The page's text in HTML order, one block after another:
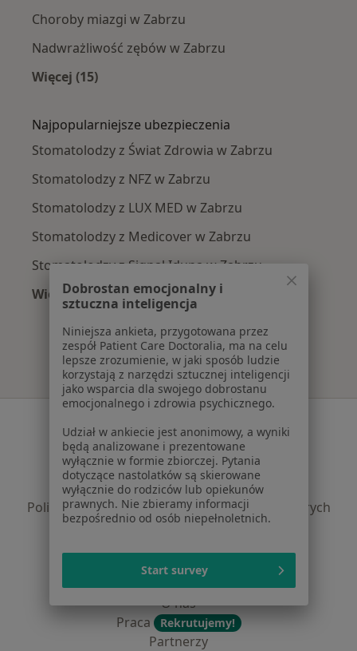
Choroby miazgi w Zabrzu
Nadwrażliwość zębów w Zabrzu
Więcej (15)
Najpopularniejsze ubezpieczenia
Stomatolodzy z Świat Zdrowia w Zabrzu
Stomatolodzy z NFZ w Zabrzu
Stomatolodzy z LUX MED w Zabrzu
Stomatolodzy z Medicover w Zabrzu
Stomatolodzy z Signal Iduna w Zabrzu
Więcej (7)
Więcej w kategorii: Najpopularniejsze
Regulamin
Polityka prywatności pacjentów
Polityka prywatności profesjonalistów
Polityka prywatności dla profesjonalistów, których
dane pozyskaliśmy samodzielnie
Jak działają wyniki wyszukiwania
Dostępność
O nas
Praca
Rekrutujemy!
Partnerzy
Dobrostan emocjonalny i
sztuczna inteligencja
Niniejsza ankieta, przygotowana przez
zespół Patient Care Doctoralia, ma na celu
lepsze zrozumienie, w jaki sposób ludzie
korzystają z narzędzi sztucznej inteligencji
jako wsparcia dla swojego dobrostanu
emocjonalnego i zdrowia psychicznego.
Udział w ankiecie jest anonimowy, a wyniki
będą analizowane i prezentowane
wyłącznie w formie zbiorczej. Pytania
dotyczące nastolatków są skierowane
wyłącznie do rodziców lub opiekunów
prawnych. Nie zbieramy informacji
bezpośrednio od osób niepełnoletnich.
Start survey